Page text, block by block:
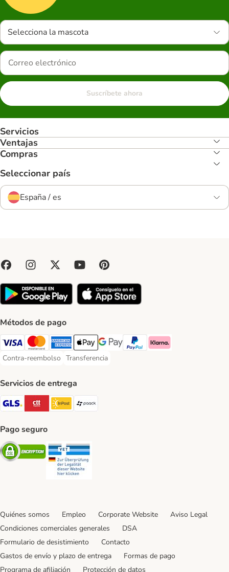
Selecciona la mascota
Suscríbete ahora
Servicios
Ventajas
Compras
Seleccionar país
España / es
Métodos de pago
Visa Payment Method
Mastercard Payment Method
American Express Payment Method
Apple Pay Payment Method
Google Pay Payment Method
PayPal Payment Method
Klarna Payment Method
Contra-reembolso
Contra-reembolso Payment Method
Transferencia
Transferencia Payment Method
Servicios de entrega
GLS Shipping Method
CTTExpress Shipping Method
InPost Shipping Method
paack Shipping Method
Pago seguro
Security
Quiénes somos Empleo Corporate Website
Aviso Legal
Condiciones comerciales generales
DSA
Formulario de desistimiento
Contacto
Gastos de envío y plazo de entrega
Formas de pago
Programa de afiliación
Protección de datos